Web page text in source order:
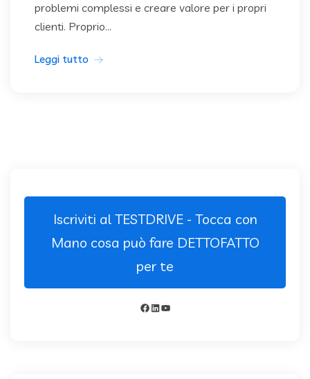
problemi complessi e creare valore per i propri
clienti. Proprio...
Leggi tutto
Iscriviti al TESTDRIVE - Tocca con
Mano cosa può fare DETTOFATTO
per te
Facebook
LinkedIn
YouTube